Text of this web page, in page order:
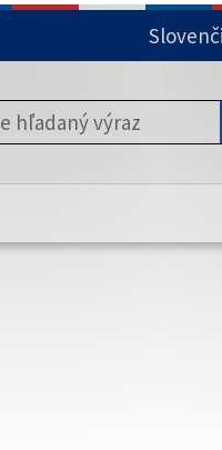
stránka vždy začína
NA NOVEJ KARTE
NA NOVEJ KARTE
NA NOVEJ KARTE